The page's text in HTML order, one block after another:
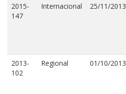
2015-
147
Internacional 25/11/2013
2013-
102
Regional 01/10/2013